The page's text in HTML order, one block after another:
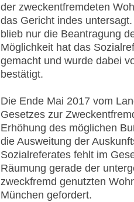
der zweckentfremdeten
das Gericht indes
blieb nur die Beantragung
Möglichkeit hat das
gemacht und wurde dabei
bestätigt.
Die Ende Mai 2017 vom
Gesetzes zur
Erhöhung des möglichen
die Ausweitung der
Sozialreferates fehlt im
Räumung gerade der
zweckfremd genutzten
München gefordert.